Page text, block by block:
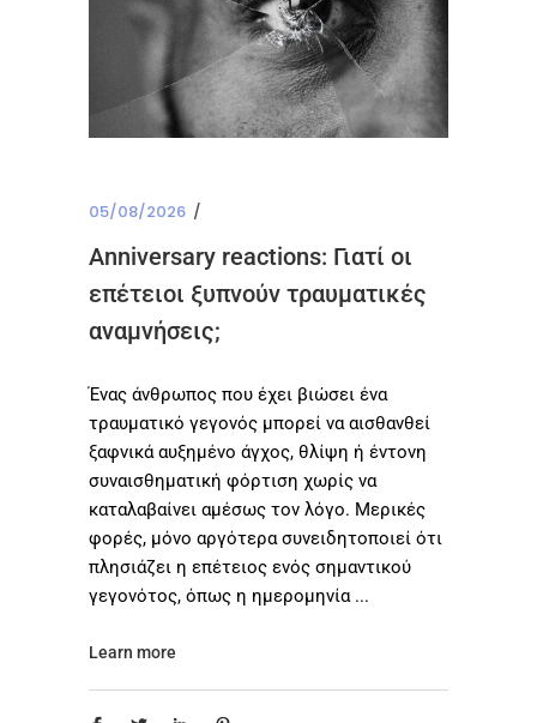
05/08/2026
Anniversary reactions: Γιατί οι
επέτειοι ξυπνούν τραυματικές
αναμνήσεις;
Ένας άνθρωπος που έχει βιώσει ένα
τραυματικό γεγονός μπορεί να αισθανθεί
ξαφνικά αυξημένο άγχος, θλίψη ή έντονη
συναισθηματική φόρτιση χωρίς να
καταλαβαίνει αμέσως τον λόγο. Μερικές
φορές, μόνο αργότερα συνειδητοποιεί ότι
πλησιάζει η επέτειος ενός σημαντικού
γεγονότος, όπως η ημερομηνία
Learn more